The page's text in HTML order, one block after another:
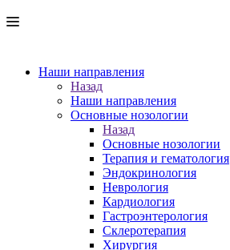
Наши направления
Назад
Наши направления
Основные нозологии
Назад
Основные нозологии
Терапия и гематология
Эндокринология
Неврология
Кардиология
Гастроэнтерология
Склеротерапия
Хирургия